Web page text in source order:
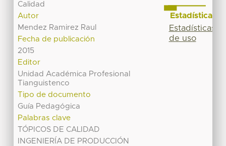
Calidad
Autor
Mendez Ramirez Raul
Fecha de publicación
2015
Editor
Unidad Académica Profesional
Tianguistenco
Tipo de documento
Guía Pedagógica
Palabras clave
TÓPICOS DE CALIDAD
INGENIERÍA DE PRODUCCIÓN
Estadísticas
Estadísticas
de uso